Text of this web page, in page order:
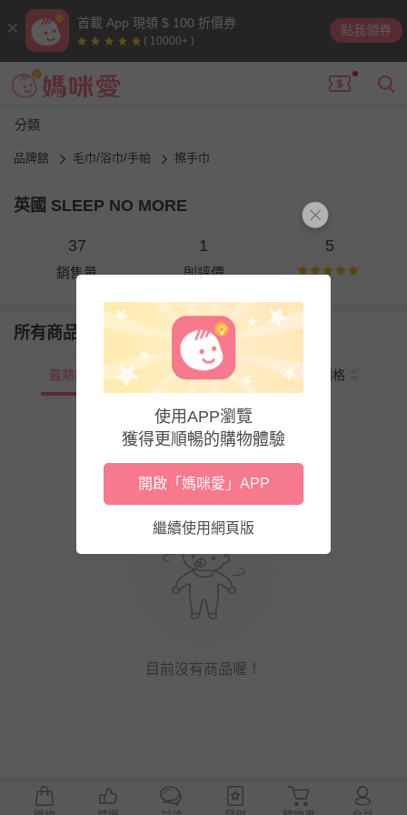
首載 App 現領 $ 100 折價券
( 10000+ )
點我領券
分類
品牌館 毛巾/浴巾/手帕 擦手巾
英國 SLEEP NO MORE
37
銷售量
1
則評價
5
所有商品
最熱銷 新上市 價格
目前沒有商品喔！
使用APP瀏覽
獲得更順暢的購物體驗
開啟「媽咪愛」APP
繼續使用網頁版